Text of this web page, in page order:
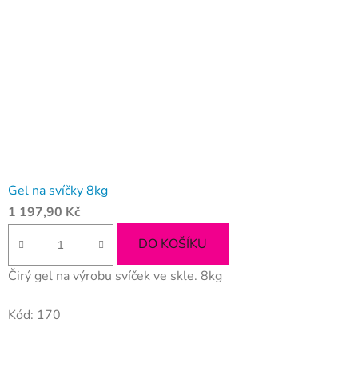
Gel na svíčky 8kg
1 197,90 Kč
DO KOŠÍKU
Čirý gel na výrobu svíček ve skle. 8kg
Kód: 170